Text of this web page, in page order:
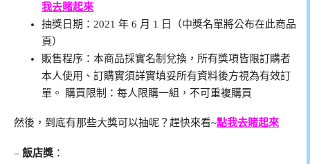
我去賭起來
抽獎日期：2021 年 6 月 1 日（中獎名單將公布在此商品
頁）
販售程序：本商品採實名制兌換，所有獎項皆限訂購者
本人使用、訂購實須詳實填妥所有資料後方視為有效訂
單。 購買限制：每人限購一組，不可重複購買
然後，到底有那些大獎可以抽呢？趕快來看~點我去賭起來
– 飯店獎 ：